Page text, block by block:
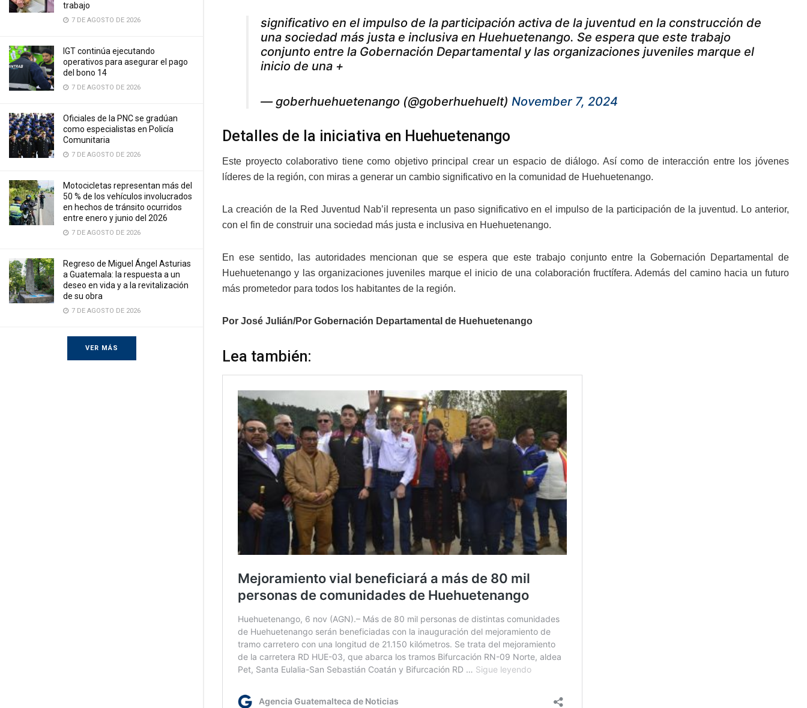
trabajo
7 DE AGOSTO DE 2026
IGT continúa ejecutando
operativos para asegurar el pago
del bono 14
7 DE AGOSTO DE 2026
Oficiales de la PNC se gradúan
como especialistas en Policía
Comunitaria
7 DE AGOSTO DE 2026
Motocicletas representan más del
50 % de los vehículos involucrados
en hechos de tránsito ocurridos
entre enero y junio del 2026
7 DE AGOSTO DE 2026
Regreso de Miguel Ángel Asturias
a Guatemala: la respuesta a un
deseo en vida y a la revitalización
de su obra
7 DE AGOSTO DE 2026
VER MÁS
significativo en el impulso de la participación activa de la juventud en la construcción de
una sociedad más justa e inclusiva en Huehuetenango. Se espera que este trabajo
conjunto entre la Gobernación Departamental y las organizaciones juveniles marque el
inicio de una +
— goberhuehuetenango (@goberhuehuelt) November 7, 2024
Detalles de la iniciativa en Huehuetenango
Este proyecto colaborativo tiene como objetivo principal crear un espacio de diálogo. Así como de interacción entre los jóvenes
líderes de la región, con miras a generar un cambio significativo en la comunidad de Huehuetenango.
La creación de la Red Juventud Nab’il representa un paso significativo en el impulso de la participación de la juventud. Lo anterior,
con el fin de construir una sociedad más justa e inclusiva en Huehuetenango.
En ese sentido, las autoridades mencionan que se espera que este trabajo conjunto entre la Gobernación Departamental de
Huehuetenango y las organizaciones juveniles marque el inicio de una colaboración fructífera. Además del camino hacia un futuro
más prometedor para todos los habitantes de la región.
Por José Julián/Por Gobernación Departamental de Huehuetenango
Lea también: